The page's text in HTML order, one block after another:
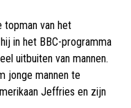
van het
in het BBC-programma
uitbuiten van mannen.
jonge mannen te
Jeffries en zijn